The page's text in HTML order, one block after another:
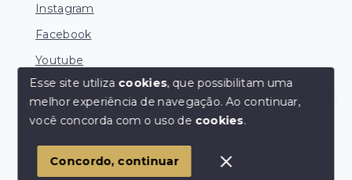
Instagram
Facebook
Youtube
© Copyright 2026 - Ocean Consultoria de Imóveis -
SITE PARA IMOBILIARIA
Corretores Online
Esse site utiliza cookies, que possibilitam uma
melhor experiência de navegação.Ao continuar,
você concorda com o uso de cookies.
Concordo, continuar